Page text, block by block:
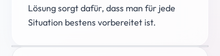
Lösung sorgt dafür, dass man für jede
Situation bestens vorbereitet ist.